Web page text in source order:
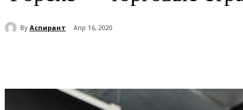
By Аспирант Апр 16, 2020